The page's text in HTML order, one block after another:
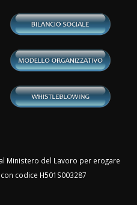
Ministero del Lavoro per erogare
codice H501S003287